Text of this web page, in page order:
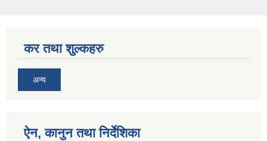
कर तथा शुल्कहरु
अन्य
ऐन, कानुन तथा निर्देशिका